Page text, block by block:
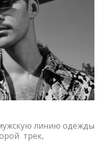
линию одежды
трек,